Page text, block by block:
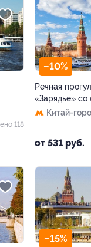
118
–10%
Речная
«Зарядье» со
Китай-
от 531 руб.
–15%